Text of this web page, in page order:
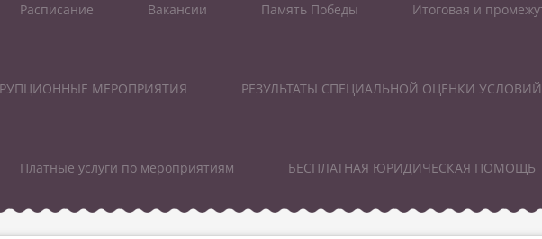
Расписание Вакансии Память Победы Итоговая и
МЕРОПРИЯТИЯ РЕЗУЛЬТАТЫ СПЕЦИАЛЬНОЙ ОЦЕНКИ
Платные услуги по мероприятиям БЕСПЛАТНАЯ ЮРИДИЧЕСКАЯ ПОМОЩЬ